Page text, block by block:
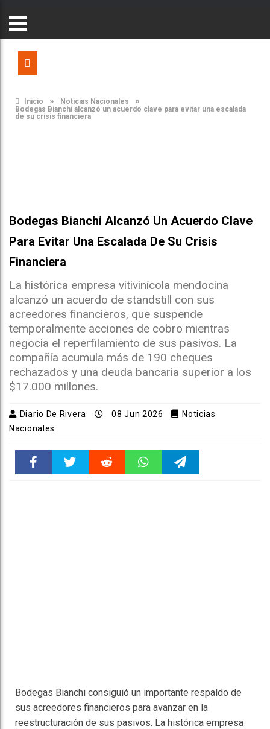
Inicio » Noticias Nacionales »
Bodegas Bianchi alcanzó un acuerdo clave para evitar una escalada
de su crisis financiera
Bodegas Bianchi Alcanzó Un Acuerdo Clave
Para Evitar Una Escalada De Su Crisis
Financiera
La histórica empresa vitivinícola mendocina
alcanzó un acuerdo de standstill con sus
acreedores financieros, que suspende
temporalmente acciones de cobro mientras
negocia el reperfilamiento de sus pasivos. La
compañía acumula más de 190 cheques
rechazados y una deuda bancaria superior a los
$17.000 millones.
Diario De Rivera 08 Jun 2026
Noticias
Nacionales
Bodegas Bianchi consiguió un importante respaldo de
sus acreedores financieros para avanzar en la
reestructuración de sus pasivos. La histórica empresa